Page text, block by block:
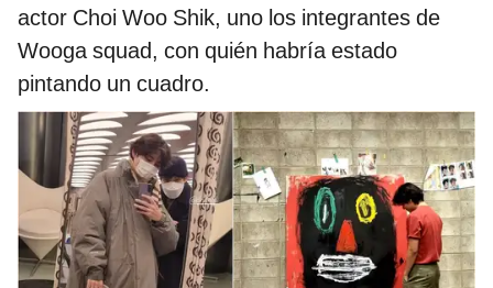
actor Choi Woo Shik, uno los integrantes de
Wooga squad, con quién habría estado
pintando un cuadro.